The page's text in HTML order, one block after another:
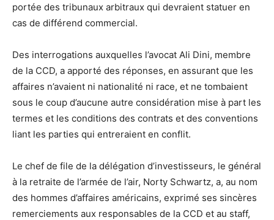
portée des tribunaux arbitraux qui devraient statuer en
cas de différend commercial.
Des interrogations auxquelles l’avocat Ali Dini, membre
de la CCD, a apporté des réponses, en assurant que les
affaires n’avaient ni nationalité ni race, et ne tombaient
sous le coup d’aucune autre considération mise à part les
termes et les conditions des contrats et des conventions
liant les parties qui entreraient en conflit.
Le chef de file de la délégation d’investisseurs, le général
à la retraite de l’armée de l’air, Norty Schwartz, a, au nom
des hommes d’affaires américains, exprimé ses sincères
remerciements aux responsables de la CCD et au staff,